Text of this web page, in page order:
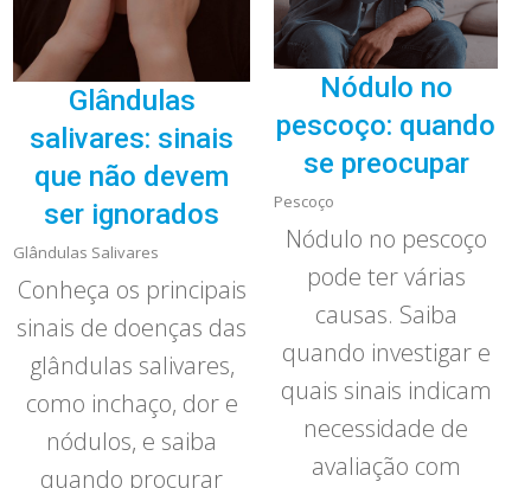
Glândulas
salivares: sinais
que não devem
ser ignorados
Glândulas Salivares
Conheça os principais
sinais de doenças das
glândulas salivares,
como inchaço, dor e
nódulos, e saiba
quando procurar
Nódulo no
pescoço: quando
se preocupar
Pescoço
Nódulo no pescoço
pode ter várias
causas. Saiba
quando investigar e
quais sinais indicam
necessidade de
avaliação com